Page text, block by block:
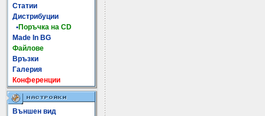
Статии
Дистрибуции
•Поръчка на CD
Made In BG
Файлове
Връзки
Галерия
Конференции
Външен вид